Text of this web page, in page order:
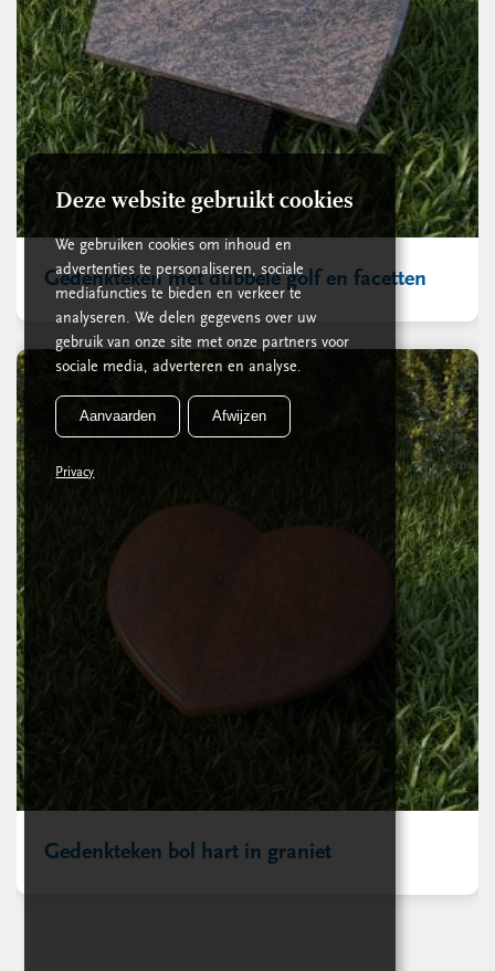
Gedenkteken met dubbele golf en facetten
Gedenkteken bol hart in graniet
Deze website gebruikt cookies
We gebruiken cookies om inhoud en
advertenties te personaliseren, sociale
mediafuncties te bieden en verkeer te
analyseren. We delen gegevens over uw
gebruik van onze site met onze partners voor
sociale media, adverteren en analyse.
Aanvaarden Afwijzen
Privacy